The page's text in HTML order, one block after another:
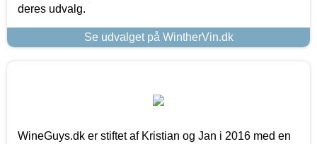
deres udvalg.
Se udvalget på WintherVin.dk
WineGuys.dk er stiftet af Kristian og Jan i 2016 med en